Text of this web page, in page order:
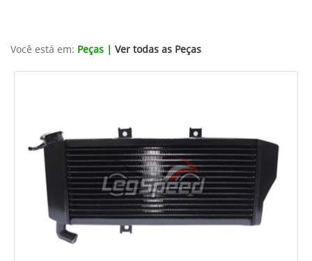
Você está em: Peças | Ver todas as Peças